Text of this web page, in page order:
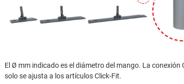
El Ø mm indicado es el diámetro del mango. La conexión
solo se ajusta a los artículos Click-Fit.